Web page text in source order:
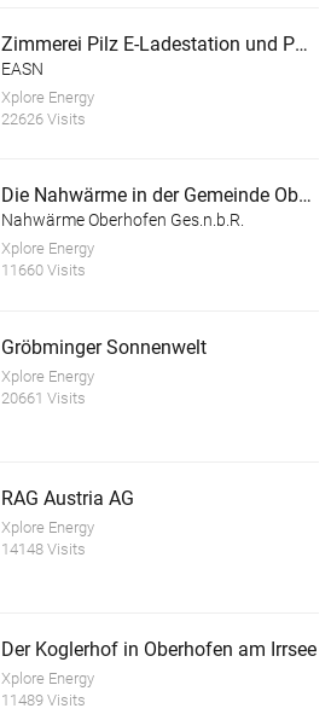
Zimmerei Pilz E-Ladestation und PV Anlage
EASN
Xplore Energy
22626 Visits
Die Nahwärme in der Gemeinde Oberhofen am Irrsee
Nahwärme Oberhofen Ges.n.b.R.
Xplore Energy
11660 Visits
Gröbminger Sonnenwelt
Xplore Energy
20661 Visits
RAG Austria AG
Xplore Energy
14148 Visits
Der Koglerhof in Oberhofen am Irrsee
Xplore Energy
11489 Visits